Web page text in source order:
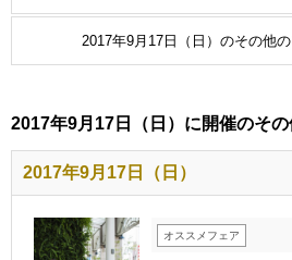
2017年9月17日（日）のその他
2017年9月17日（日）に開催のそ
2017年9月17日（日）
オススメフェア